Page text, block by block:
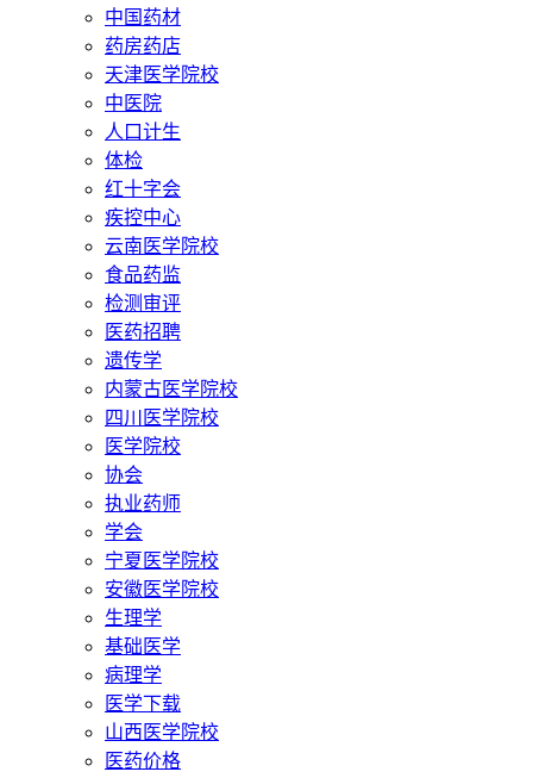
中国药材
药房药店
天津医学院校
中医院
人口计生
体检
红十字会
疾控中心
云南医学院校
食品药监
检测审评
医药招聘
遗传学
内蒙古医学院校
四川医学院校
医学院校
协会
执业药师
学会
宁夏医学院校
安徽医学院校
生理学
基础医学
病理学
医学下载
山西医学院校
医药价格